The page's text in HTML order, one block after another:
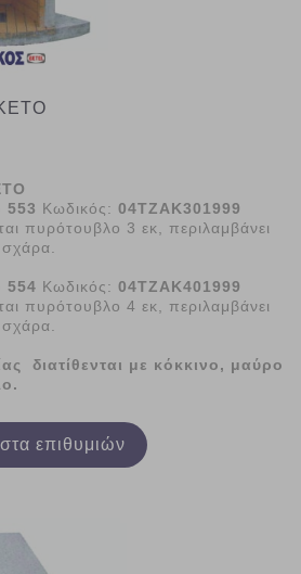
553 Κωδικός: 04ΤΖΑΚ301999
πυρότουβλο 3 εκ, περιλαμβάνει
554 Κωδικός: 04ΤΖΑΚ401999
πυρότουβλο 4 εκ, περιλαμβάνει
σχάρα.
διατίθενται με κόκκινο, μαύρο
επιθυμιών